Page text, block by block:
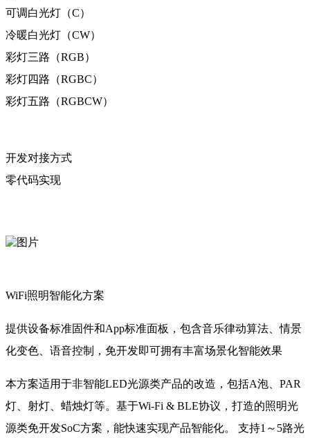
可调白光灯（C）
冷暖白光灯（CW）
彩灯三路（RGB）
彩灯四路（RGBC）
彩灯五路（RGBCW）
开发对接方式
零代码实现
WiFi照明智能化方案
提供设备标准固件和App标准面板，包含音乐律动算法、情景
化变色、语音控制，免开发即可拥有丰富场景化智能效果
本方案适用于非智能LED光源类产品的改造，包括A泡、PAR
灯、射灯、蜡烛灯等。基于Wi-Fi & BLE协议，打造的照明光
源类免开发SoC方案，能快速实现产品智能化。 支持1～5路光